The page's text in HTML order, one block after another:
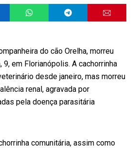
do cão Orelha, morreu
em Florianópolis. A cachorrinha
desde janeiro, mas morreu
renal, agravada por
pela doença parasitária
comunitária, assim como